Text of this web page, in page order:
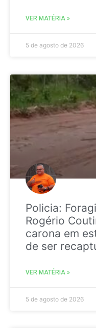
VER MATÉRIA »
5 de agosto de 2026
Policia:
Rogério
carona em
de ser
VER MATÉRIA »
5 de agosto de 2026